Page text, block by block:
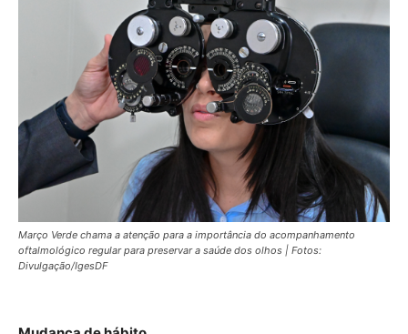
Março Verde chama a atenção para a importância do acompanhamento
oftalmológico regular para preservar a saúde dos olhos | Fotos:
Divulgação/IgesDF